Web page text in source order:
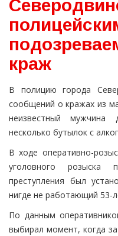
краж
В полицию города
сообщений о кражах из
неизвестный мужчина
несколько бутылок с
В ходе оперативно-
уголовного розыска
преступления был
нигде не работающий 53-
По данным
выбирал момент, когда